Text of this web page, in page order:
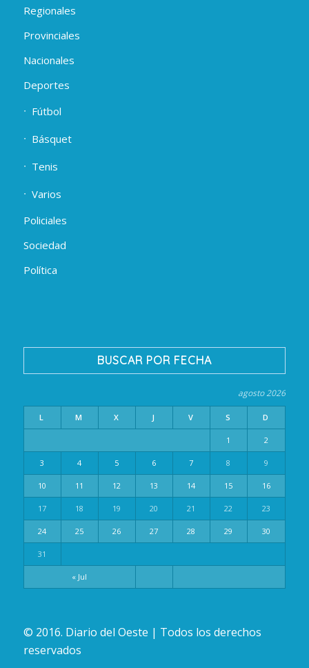
Regionales
Provinciales
Nacionales
Deportes
Fútbol
Básquet
Tenis
Varios
Policiales
Sociedad
Política
BUSCAR POR FECHA
agosto 2026
L M X J V S D
« Jul
1 2
3 4 5 6 7 8 9
10 11 12 13 14 15 16
17 18 19 20 21 22 23
24 25 26 27 28 29 30
31
© 2016. Diario del Oeste | Todos los derechos
reservados